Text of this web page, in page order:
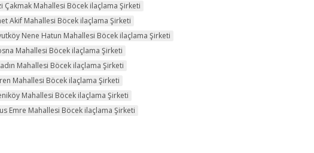
Çakmak Mahallesi Böcek ilaçlama Şirketi
Akif Mahallesi Böcek ilaçlama Şirketi
Nene Hatun Mahallesi Böcek ilaçlama Şirketi
Mahallesi Böcek ilaçlama Şirketi
Mahallesi Böcek ilaçlama Şirketi
Mahallesi Böcek ilaçlama Şirketi
Mahallesi Böcek ilaçlama Şirketi
Emre Mahallesi Böcek ilaçlama Şirketi